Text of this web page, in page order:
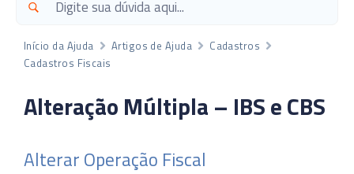
Início da Ajuda Artigos de Ajuda
Cadastros
Cadastros Fiscais
Alteração Múltipla – IBS e CBS
Alterar Operação Fiscal